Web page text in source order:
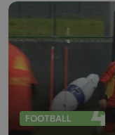
FOOTBALL